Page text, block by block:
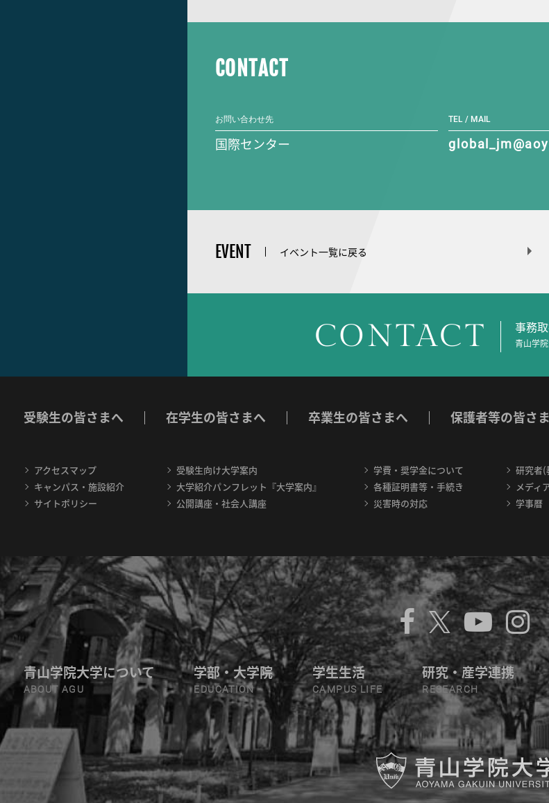
CONTACT
お問い合わせ先
国際センター
TEL / MAIL
EVENT イベント一覧に戻る
CONTACT 事務
青山学
受験生の皆さまへ 在学生の皆さまへ 卒業生の皆さまへ 保護者等の皆さ
アクセスマップ
キャンパス・施設紹介
サイトポリシー
受験生向け大学案内
大学紹介パンフレット『大学案内』
公開講座・社会人講座
学費・奨学金について
各種証明書等・手続き
災害時の対応
研究者(
メディ
学事暦
青山学院大学について
ABOUT AGU
学部・大学院
EDUCATION
学生生活
CAMPUS LIFE
研究・産学連携
RESEARCH